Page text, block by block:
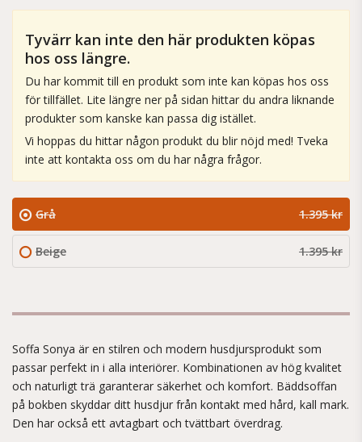
Tyvärr kan inte den här produkten köpas
hos oss längre.
Du har kommit till en produkt som inte kan köpas hos oss
för tillfället. Lite längre ner på sidan hittar du andra liknande
produkter som kanske kan passa dig istället.
Vi hoppas du hittar någon produkt du blir nöjd med! Tveka
inte att kontakta oss om du har några frågor.
Grå 1.395 kr
Beige 1.395 kr
Soffa Sonya är en stilren och modern husdjursprodukt som
passar perfekt in i alla interiörer. Kombinationen av hög kvalitet
och naturligt trä garanterar säkerhet och komfort. Bäddsoffan
på bokben skyddar ditt husdjur från kontakt med hård, kall mark.
Den har också ett avtagbart och tvättbart överdrag.